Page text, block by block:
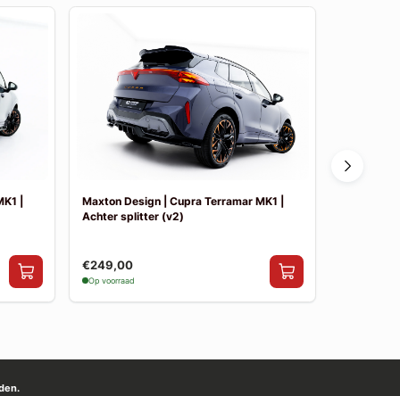
|
Maxton Design | Cupra Terramar MK1 |
Achter splitter (v2)
€249,00
Op voorraad